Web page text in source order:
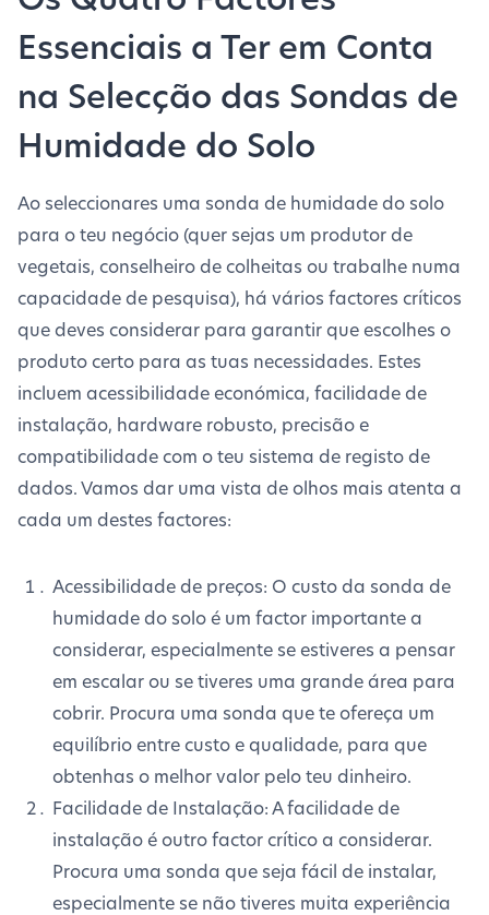
Essenciais a Ter em Conta
na Selecção das Sondas de
Humidade do Solo
Ao seleccionares uma sonda de humidade do solo
para o teu negócio (quer sejas um produtor de
vegetais, conselheiro de colheitas ou trabalhe numa
capacidade de pesquisa), há vários factores críticos
que deves considerar para garantir que escolhes o
produto certo para as tuas necessidades. Estes
incluem acessibilidade económica, facilidade de
instalação, hardware robusto, precisão e
compatibilidade com o teu sistema de registo de
dados. Vamos dar uma vista de olhos mais atenta a
cada um destes factores:
Acessibilidade de preços: O custo da sonda de
humidade do solo é um factor importante a
considerar, especialmente se estiveres a pensar
em escalar ou se tiveres uma grande área para
cobrir. Procura uma sonda que te ofereça um
equilíbrio entre custo e qualidade, para que
obtenhas o melhor valor pelo teu dinheiro.
Facilidade de Instalação: A facilidade de
instalação é outro factor crítico a considerar.
Procura uma sonda que seja fácil de instalar,
especialmente se não tiveres muita experiência